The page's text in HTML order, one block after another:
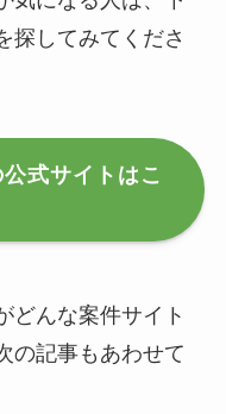
探してみてくださ
式サイトはこ
どんな案件サイト
の記事もあわせて